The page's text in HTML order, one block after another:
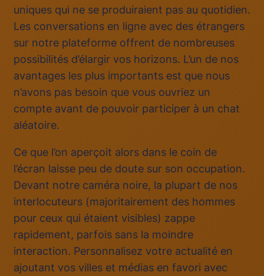
uniques qui ne se produiraient pas au quotidien.
Les conversations en ligne avec des étrangers
sur notre plateforme offrent de nombreuses
possibilités d’élargir vos horizons. L’un de nos
avantages les plus importants est que nous
n’avons pas besoin que vous ouvriez un
compte avant de pouvoir participer à un chat
aléatoire.
Ce que l’on aperçoit alors dans le coin de
l’écran laisse peu de doute sur son occupation.
Devant notre caméra noire, la plupart de nos
interlocuteurs (majoritairement des hommes
pour ceux qui étaient visibles) zappe
rapidement, parfois sans la moindre
interaction. Personnalisez votre actualité en
ajoutant vos villes et médias en favori avec